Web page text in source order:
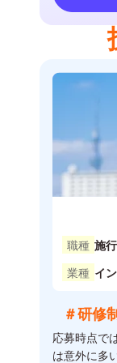
職種 施
業種 イ
＃研修
応募時点で
は意外に多